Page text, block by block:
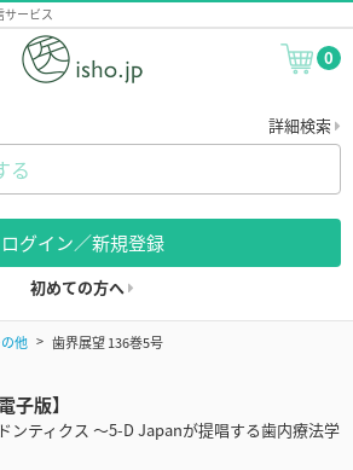
サービス
0
詳細検索
ログイン／新規登録
初めての方へ
他 歯界展望 136巻5号
子版】
ンティクス ～5-D Japanが提唱する歯内療法学